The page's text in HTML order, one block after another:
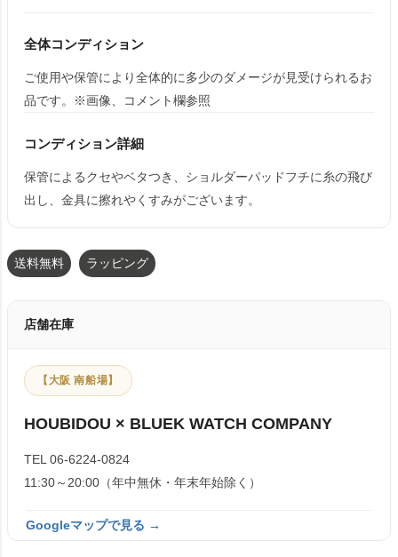
全体コンディション
ご使用や保管により全体的に多少のダメージが見受けられるお
品です。※画像、コメント欄参照
コンディション詳細
保管によるクセやベタつき、ショルダーパッドフチに糸の飛び
出し、金具に擦れやくすみがございます。
送料無料 ラッピング
店舗在庫
【大阪 南船場】
HOUBIDOU × BLUEK WATCH COMPANY
TEL 06-6224-0824
11:30～20:00（年中無休・年末年始除く）
Googleマップで見る →